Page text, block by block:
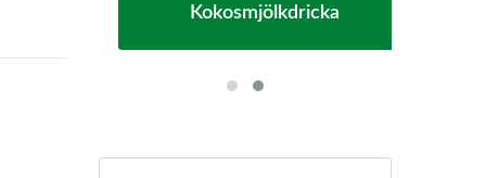
Kokosmjölkdricka